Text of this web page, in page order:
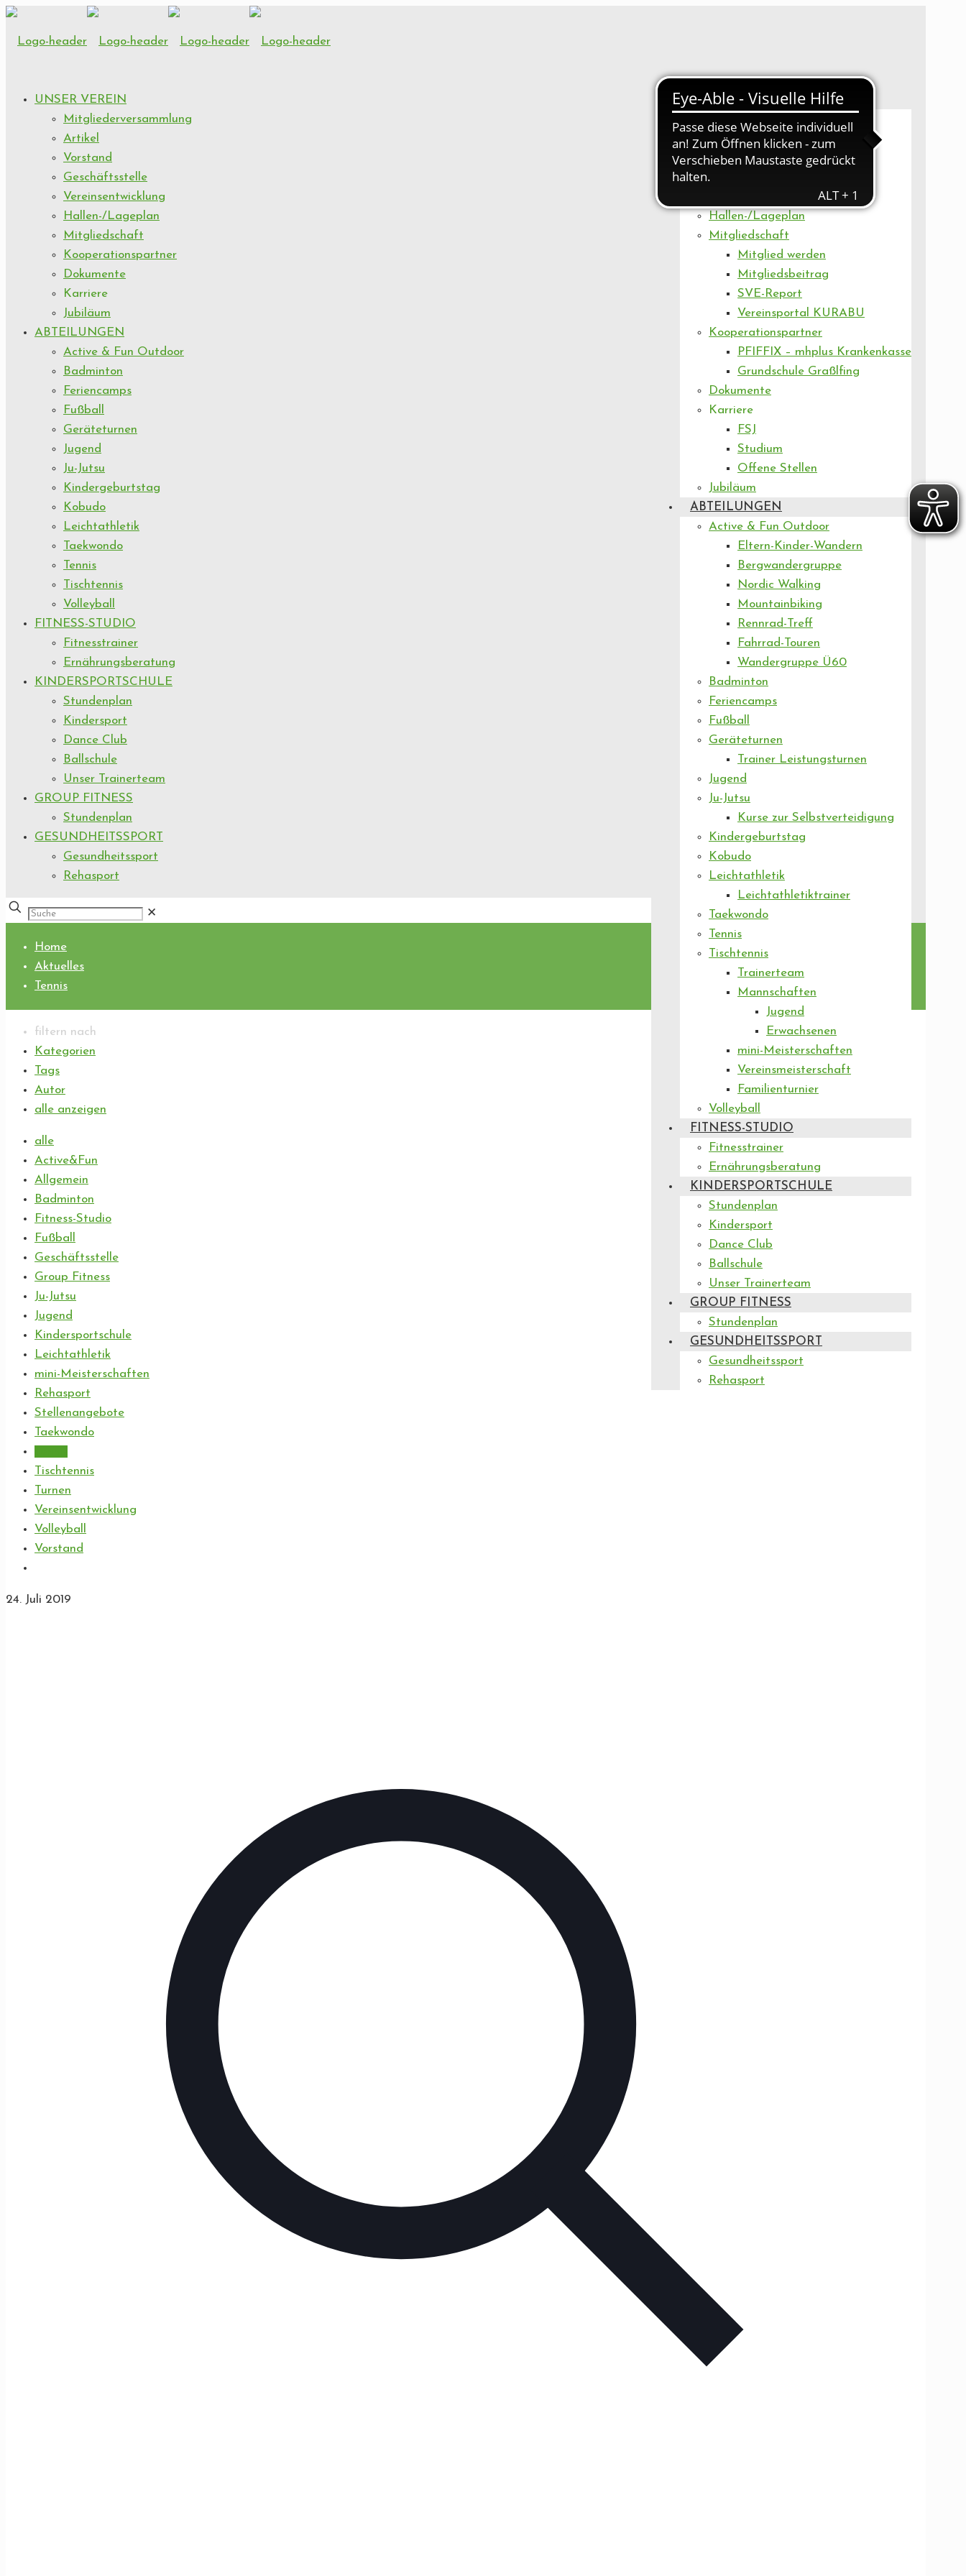
UNSER VEREIN
Artikel
Vorstand
Geschäftsstelle
Hallen-/Lageplan
Mitgliedschaft
Mitglied werden
Mitgliedsbeitrag
SVE-Report
Vereinsportal KURABU
Kooperationspartner
PFIFFIX – mhplus Krankenkasse
Grundschule Graßlfing
Dokumente
Karriere
FSJ
Studium
Offene Stellen
Jubiläum
ABTEILUNGEN
Active & Fun Outdoor
Eltern-Kinder-Wandern
Bergwandergruppe
Nordic Walking
Mountainbiking
Rennrad-Treff
Fahrrad-Touren
Wandergruppe Ü60
Badminton
Feriencamps
Fußball
Geräteturnen
Trainer Leistungsturnen
Jugend
Ju-Jutsu
Kurse zur Selbstverteidigung
Kindergeburtstag
Kobudo
Leichtathletik
Leichtathletiktrainer
Taekwondo
Tennis
Tischtennis
Trainerteam
Mannschaften
Jugend
Erwachsenen
mini-Meisterschaften
Vereinsmeisterschaft
Familienturnier
Volleyball
FITNESS-STUDIO
Fitnesstrainer
Ernährungsberatung
KINDERSPORTSCHULE
Stundenplan
Kindersport
Dance Club
Ballschule
Unser Trainerteam
GROUP FITNESS
Stundenplan
GESUNDHEITSSPORT
Gesundheitssport
Rehasport
UNSER VEREIN
Mitgliederversammlung
Artikel
Vorstand
Geschäftsstelle
Vereinsentwicklung
Hallen-/Lageplan
Mitgliedschaft
Kooperationspartner
Dokumente
Karriere
Jubiläum
ABTEILUNGEN
Active & Fun Outdoor
Badminton
Feriencamps
Fußball
Geräteturnen
Jugend
Ju-Jutsu
Kindergeburtstag
Kobudo
Leichtathletik
Taekwondo
Tennis
Tischtennis
Volleyball
FITNESS-STUDIO
Fitnesstrainer
Ernährungsberatung
KINDERSPORTSCHULE
Stundenplan
Kindersport
Dance Club
Ballschule
Unser Trainerteam
GROUP FITNESS
Stundenplan
GESUNDHEITSSPORT
Gesundheitssport
Rehasport
✕
Home
Aktuelles
Tennis
filtern nach
Kategorien
Tags
Autor
alle anzeigen
alle
Active&Fun
Allgemein
Badminton
Fitness-Studio
Fußball
Geschäftsstelle
Group Fitness
Ju-Jutsu
Jugend
Kindersportschule
Leichtathletik
mini-Meisterschaften
Rehasport
Stellenangebote
Taekwondo
Tischtennis
Turnen
Vereinsentwicklung
Volleyball
Vorstand
24. Juli 2019